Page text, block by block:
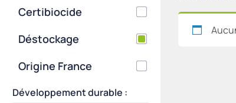
Certibiocide
Déstockage
Origine France
Développement durable :